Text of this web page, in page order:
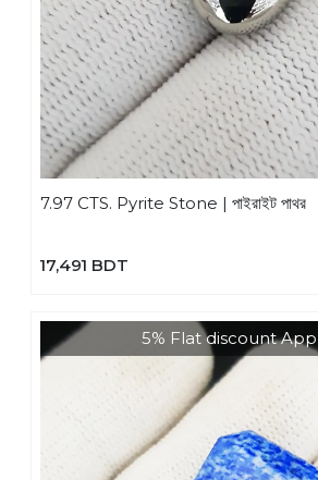
7.97 CTS. Pyrite Stone | পাইরাইট পাথর
17,491 BDT
5% Flat discount